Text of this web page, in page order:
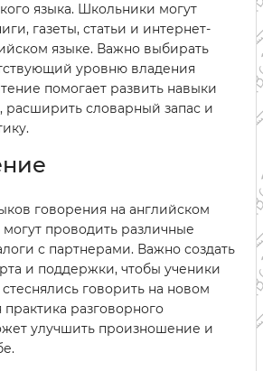
языка. Школьники могут
газеты, статьи и интернет-
языке. Важно выбирать
уровню владения
помогает развить навыки
расширить словарный запас и
говорения на английском
проводить различные
с партнерами. Важно создать
и поддержки, чтобы ученики
говорить на новом
практика разговорного
улучшить произношение и